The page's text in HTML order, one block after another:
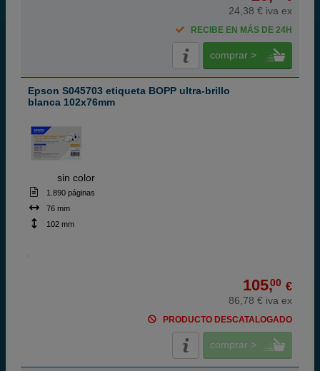
24,38 € iva ex
RECIBE EN MÁS DE 24H
comprar >
Epson S045703 etiqueta BOPP ultra-brillo
blanca 102x76mm
sin color
1.890 páginas
76 mm
102 mm
105,00 €
86,78 € iva ex
PRODUCTO DESCATALOGADO
comprar >